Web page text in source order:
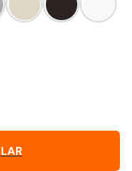
Ashes
Cream Black Weiß